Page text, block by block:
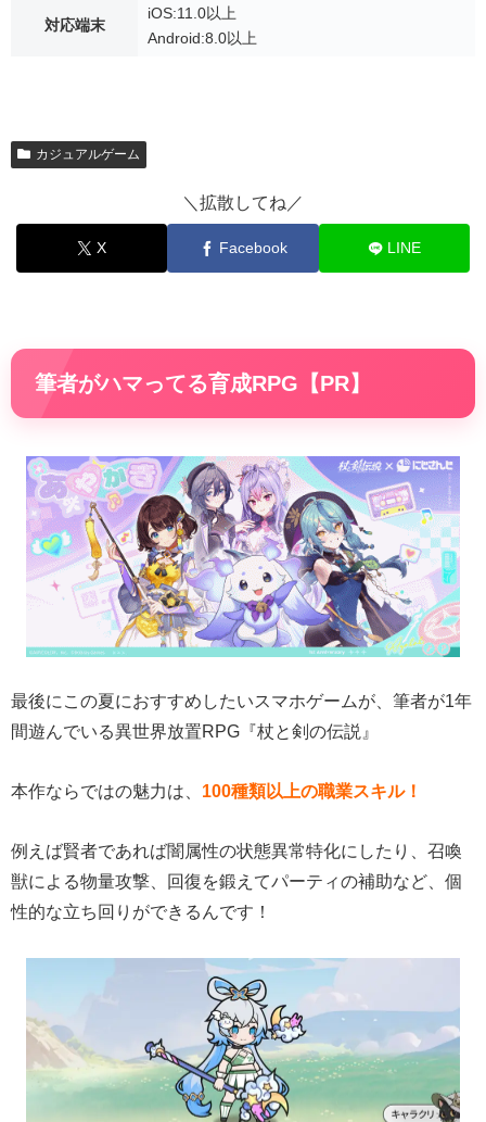
対応端末
iOS:11.0以上
Android:8.0以上
カジュアルゲーム
＼拡散してね／
X Facebook LINE
筆者がハマってる育成RPG【PR】
最後にこの夏におすすめしたいスマホゲームが、筆者が1年
間遊んでいる異世界放置RPG『杖と剣の伝説』
本作ならではの魅力は、 100種類以上の職業スキル！
例えば賢者であれば闇属性の状態異常特化にしたり、召喚
獣による物量攻撃、回復を鍛えてパーティの補助など、個
性的な立ち回りができるんです！